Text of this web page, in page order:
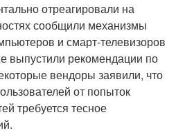
отреагировали на
сообщили механизмы
и смарт-телевизоров
выпустили рекомендации по
вендоры заявили, что
от попыток
требуется тесное